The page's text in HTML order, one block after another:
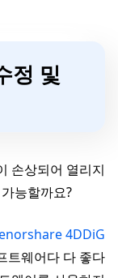
정 및
손상되어 열리지
능할까요?
4DDiG
트웨어다 다 좋다